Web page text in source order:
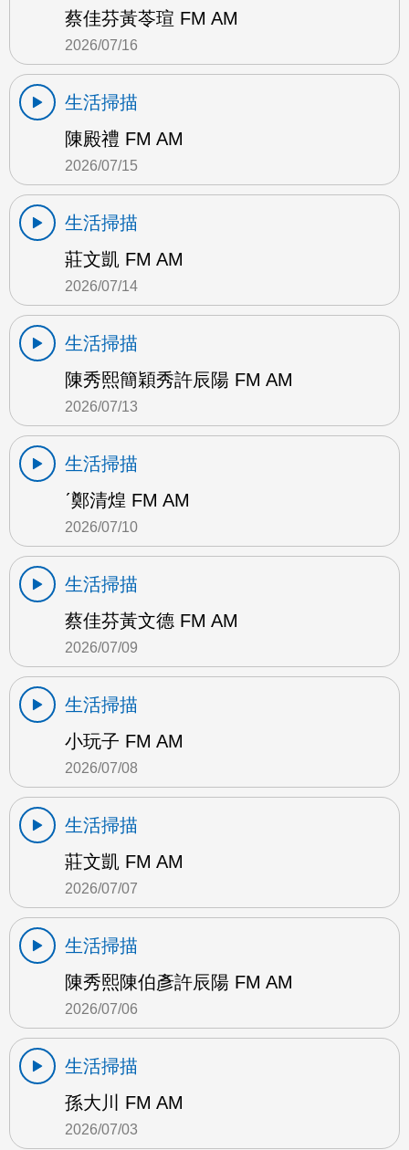
蔡佳芬黃苓瑄 FM AM
2026/07/16
生活掃描
陳殿禮 FM AM
2026/07/15
生活掃描
莊文凱 FM AM
2026/07/14
生活掃描
陳秀熙簡穎秀許辰陽 FM AM
2026/07/13
生活掃描
ˊ鄭清煌 FM AM
2026/07/10
生活掃描
蔡佳芬黃文德 FM AM
2026/07/09
生活掃描
小玩子 FM AM
2026/07/08
生活掃描
莊文凱 FM AM
2026/07/07
生活掃描
陳秀熙陳伯彥許辰陽 FM AM
2026/07/06
生活掃描
孫大川 FM AM
2026/07/03